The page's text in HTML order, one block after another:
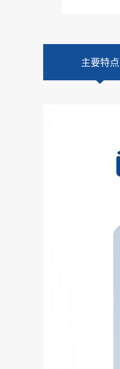
主要特点